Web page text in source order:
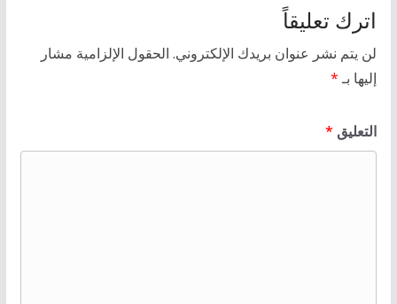
اترك تعليقاً
لن يتم نشر عنوان بريدك الإلكتروني. الحقول الإلزامية مشار
إليها بـ*
التعليق *